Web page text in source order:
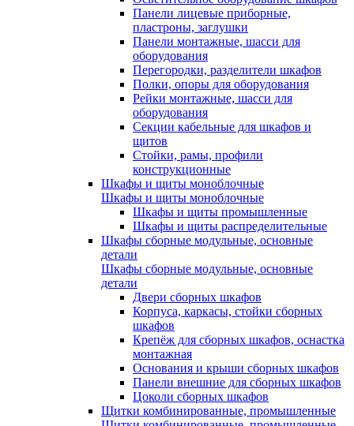
Панели лицевые приборные,
пластроны, заглушки
Панели монтажные, шасси для
оборудования
Перегородки, разделители шкафов
Полки, опоры для оборудования
Рейки монтажные, шасси для
оборудования
Секции кабельные для шкафов и
щитов
Стойки, рамы, профили
конструкционные
Шкафы и щиты моноблочные
Шкафы и щиты моноблочные
Шкафы и щиты промышленные
Шкафы и щиты распределительные
Шкафы сборные модульные, основные
детали
Шкафы сборные модульные, основные
детали
Двери сборных шкафов
Корпуса, каркасы, стойки сборных
шкафов
Крепёж для сборных шкафов, оснастка
монтажная
Основания и крыши сборных шкафов
Панели внешние для сборных шкафов
Цоколи сборных шкафов
Щитки комбинированные, промышленные